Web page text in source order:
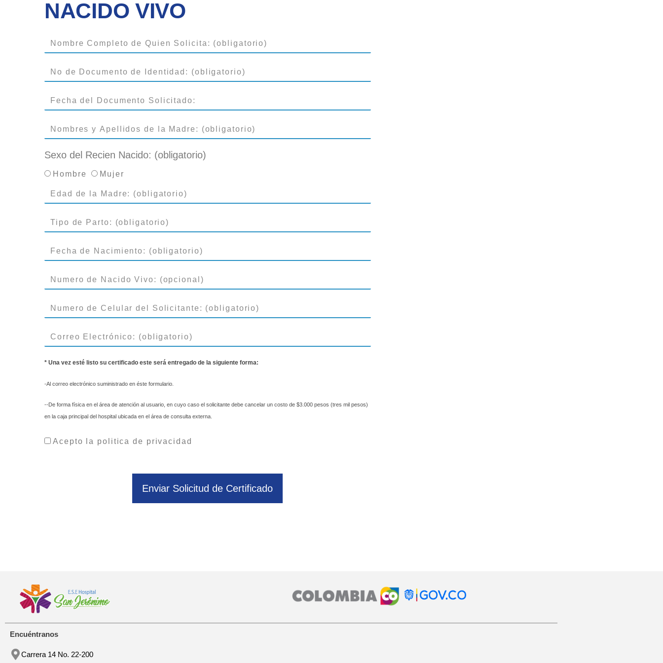
NACIDO VIVO
Sexo del Recien Nacido: (obligatorio)
Hombre Mujer
* Una vez esté listo su certificado este será entregado de la siguiente forma:
-Al correo electrónico suministrado en éste formulario.
--De forma física en el área de atención al usuario, en cuyo caso el solicitante debe cancelar un costo de $3.000 pesos (tres mil pesos)
en la caja principal del hospital ubicada en el área de consulta externa.
Acepto la politica de privacidad
Enviar Solicitud de Certificado
Encuéntranos
Carrera 14 No. 22-200